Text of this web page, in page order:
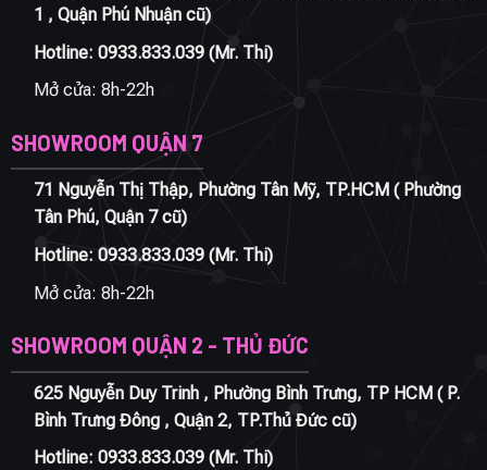
1 , Quận Phú Nhuận cũ)
Hotline: 0933.833.039(Mr. Thi)
Mở cửa: 8h-22h
SHOWROOM QUẬN 7
71 Nguyễn Thị Thập, Phường Tân Mỹ, TP.HCM ( Phường
Tân Phú, Quận 7 cũ)
Hotline: 0933.833.039(Mr. Thi)
Mở cửa: 8h-22h
SHOWROOM QUẬN 2 - THỦ ĐỨC
625 Nguyễn Duy Trinh , Phường Bình Trưng, TP HCM ( P.
Bình Trưng Đông , Quận 2, TP.Thủ Đức cũ)
Hotline: 0933.833.039(Mr. Thi)